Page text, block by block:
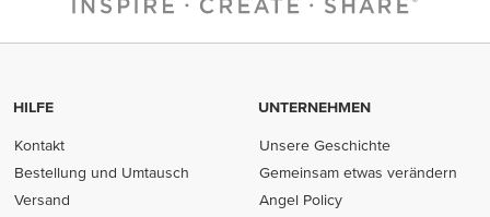
HILFE
Kontakt
Bestellung und Umtausch
Versand
UNTERNEHMEN
Unsere Geschichte
Gemeinsam etwas verändern
Angel Policy